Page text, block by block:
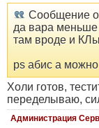
Сообщение
да вара меньше
там вроде и
ps абис а
Холи готов,
переделываю,
Администрация